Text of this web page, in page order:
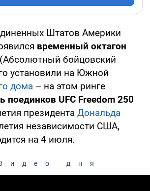
Штатов Америки
временный октагон
(Абсолютный бойцовский
установили на Южной
дома – на этом ринге
поединков UFC Freedom 250
президента Дональда
независимости США,
на 4 июля.
дня